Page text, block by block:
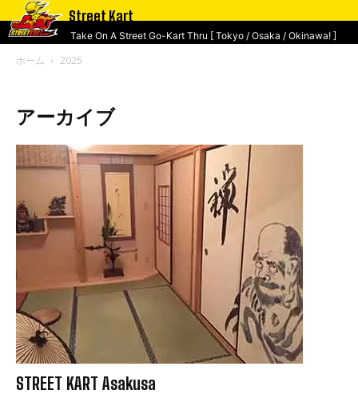
Street Kart
Take On A Street Go-Kart Thru [ Tokyo / Osaka / Okinawa! ]
ホーム 2025
アーカイブ
STREET KART Asakusa